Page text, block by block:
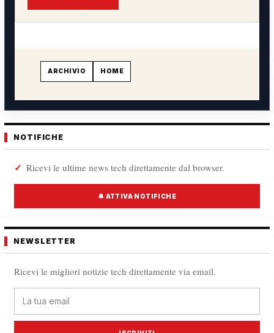
ARCHIVIO HOME
NOTIFICHE
Ricevi le ultime news tech direttamente dal browser.
🔔 ATTIVA NOTIFICHE
NEWSLETTER
Ricevi le migliori notizie tech direttamente via email.